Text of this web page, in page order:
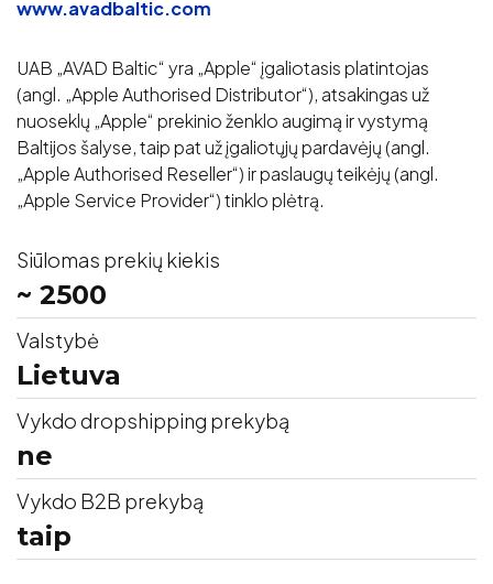
www.avadbaltic.com
UAB „AVAD Baltic“ yra „Apple“ įgaliotasis platintojas
(angl. „Apple Authorised Distributor“), atsakingas už
nuoseklų „Apple“ prekinio ženklo augimą ir vystymą
Baltijos šalyse, taip pat už įgaliotųjų pardavėjų (angl.
„Apple Authorised Reseller“) ir paslaugų teikėjų (angl.
„Apple Service Provider“) tinklo plėtrą.
Siūlomas prekių kiekis
~ 2500
Valstybė
Lietuva
Vykdo dropshipping prekybą
ne
Vykdo B2B prekybą
taip